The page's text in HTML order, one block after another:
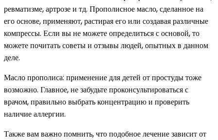
ревматизме, артрозе и тд. Прополисное масло, сделанное на
его основе, применяют, растирая его или создавая различные
компрессы. Если вы не можете определиться с основой, то
можете почитать советы и отзывы людей, опытных в данном
деле.
Масло прополиса: применение для детей от простуды тоже
возможно. Главное, не забудьте проконсультироваться с
врачом, правильно выбрать концентрацию и проверить
наличие аллергии.
Также вам важно помнить, что подобное лечение зависит от